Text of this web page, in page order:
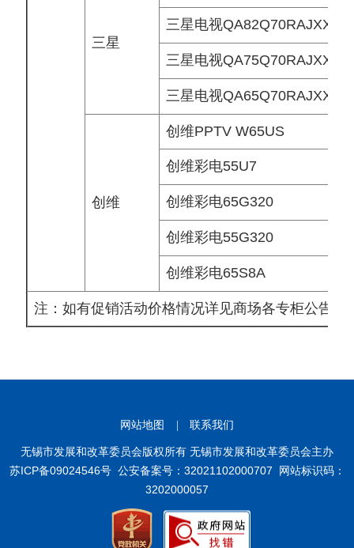
三星
三星电视QA82Q70RAJXXZ
三星电视QA75Q70RAJXXZ
三星电视QA65Q70RAJXXZ
创维
创维PPTV W65US
创维彩电55U7
创维彩电65G320
创维彩电55G320
创维彩电65S8A
注：如有促销活动价格情况详见商场各专柜公告
网站地图 联系我们
无锡市发展和改革委员会版权所有 无锡市发展和改革委员会主办
苏ICP备09024546号 公安备案号：32021102000707 网站标识码：
3202000057